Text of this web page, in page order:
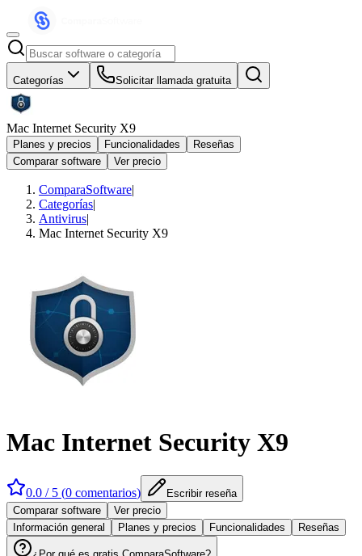
Categorías Solicitar llamada gratuita
Mac Internet Security X9
Planes y precios Funcionalidades
Reseñas
Comparar software
Ver precio
ComparaSoftware|
Categorías|
Antivirus|
Mac Internet Security X9
Mac Internet Security X9
0.0 / 5 (0 comentarios)
Escribir reseña
Comparar software
Ver precio
Información general
Planes y precios Funcionalidades Reseñas